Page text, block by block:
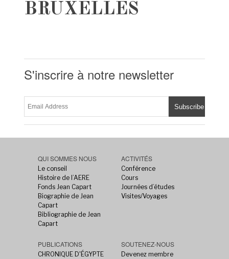
BRUXELLES
S'inscrire à notre newsletter
QUI SOMMES NOUS
Le conseil
Histoire de l’AERE
Fonds Jean Capart
Biographie de Jean
Capart
Bibliographie de Jean
Capart
ACTIVITÉS
Conférence
Cours
Journées d’études
Visites/Voyages
PUBLICATIONS
CHRONIQUE D'ÉGYPTE
SOUTENEZ-NOUS
Devenez membre